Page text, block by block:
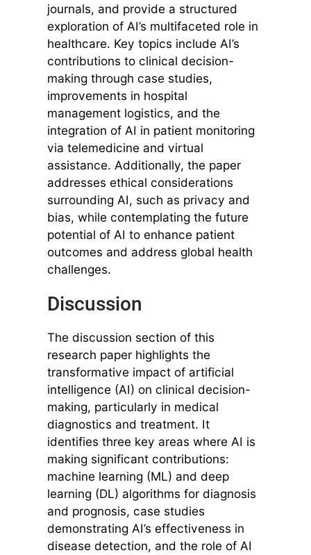
journals, and provide a structured
exploration of AI’s multifaceted role in
healthcare. Key topics include AI’s
contributions to clinical decision-
making through case studies,
improvements in hospital
management logistics, and the
integration of AI in patient monitoring
via telemedicine and virtual
assistance. Additionally, the paper
addresses ethical considerations
surrounding AI, such as privacy and
bias, while contemplating the future
potential of AI to enhance patient
outcomes and address global health
challenges.
Discussion
The discussion section of this
research paper highlights the
transformative impact of artificial
intelligence (AI) on clinical decision-
making, particularly in medical
diagnostics and treatment. It
identifies three key areas where AI is
making significant contributions:
machine learning (ML) and deep
learning (DL) algorithms for diagnosis
and prognosis, case studies
demonstrating AI’s effectiveness in
disease detection, and the role of AI